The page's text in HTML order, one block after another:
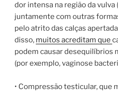
dor intensa na região da vulva
juntamente com outras
pelo atrito das calças
disso, muitos acreditam que
podem causar desequilíbrios
(por exemplo, vaginose
• Compressão testicular, que